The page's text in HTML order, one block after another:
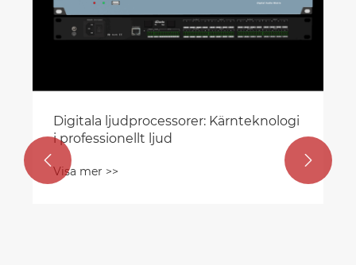
Digitala ljudprocessorer: Kärnteknologi
i professionellt ljud
Visa mer >>
 